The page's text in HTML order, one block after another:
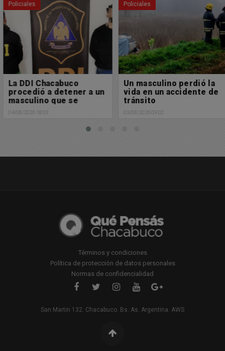
Policiales
La DDI Chacabuco
procedió a detener a un
masculino que se
encontraba profugo de
la Justicia
04/08/2026 18:03
Policiales
Un masculino perdió la
vida en un accidente de
tránsito
03/08/2026 09:02
Términos y condiciones
Política de protección de datos personales
Normas de confidencialidad
San Martin 132. Chacabuco. Bs. As. Argentina. AWS